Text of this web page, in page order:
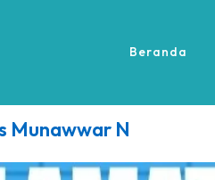
Beranda
Munawwar N